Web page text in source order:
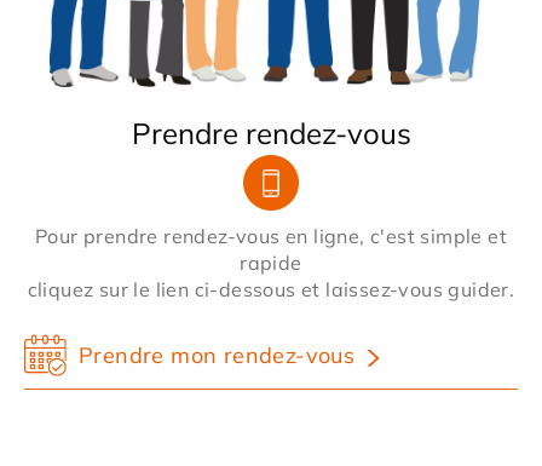
Prendre rendez-vous
Pour prendre rendez-vous en ligne, c'est simple et
rapide
cliquez sur le lien ci-dessous et laissez-vous guider.
Prendre mon rendez-vous